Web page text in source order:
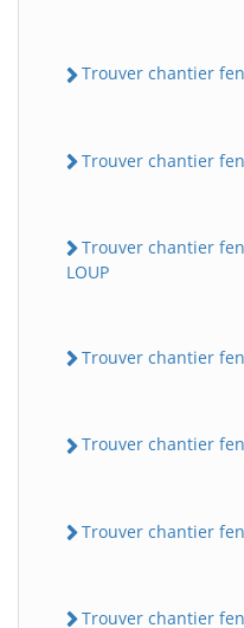
Trouver chantier
Trouver chantier
Trouver chantier
LOUP
Trouver chantier
Trouver chantier
Trouver chantier
Trouver chantier